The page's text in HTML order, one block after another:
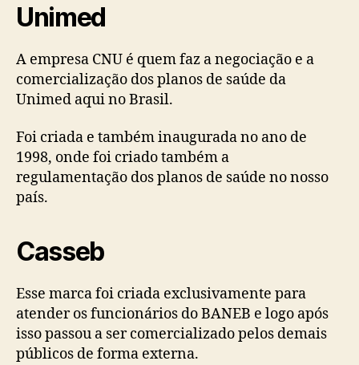
Unimed
A empresa CNU é quem faz a negociação e a
comercialização dos planos de saúde da
Unimed aqui no Brasil.
Foi criada e também inaugurada no ano de
1998, onde foi criado também a
regulamentação dos planos de saúde no nosso
país.
Casseb
Esse marca foi criada exclusivamente para
atender os funcionários do BANEB e logo após
isso passou a ser comercializado pelos demais
públicos de forma externa.